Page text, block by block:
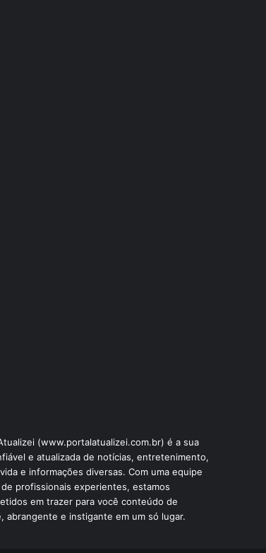
(www.portalatualizei.com.br) é a sua
e atualizada de notícias, entretenimento,
e informações diversas. Com uma equipe
profissionais experientes, estamos
em trazer para você conteúdo de
abrangente e instigante em um só lugar.